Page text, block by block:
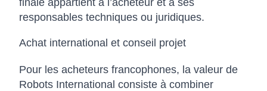
finale appartient à l’acheteur et à ses
responsables techniques ou juridiques.
Achat international et conseil projet
Pour les acheteurs francophones, la valeur de
Robots International consiste à combiner